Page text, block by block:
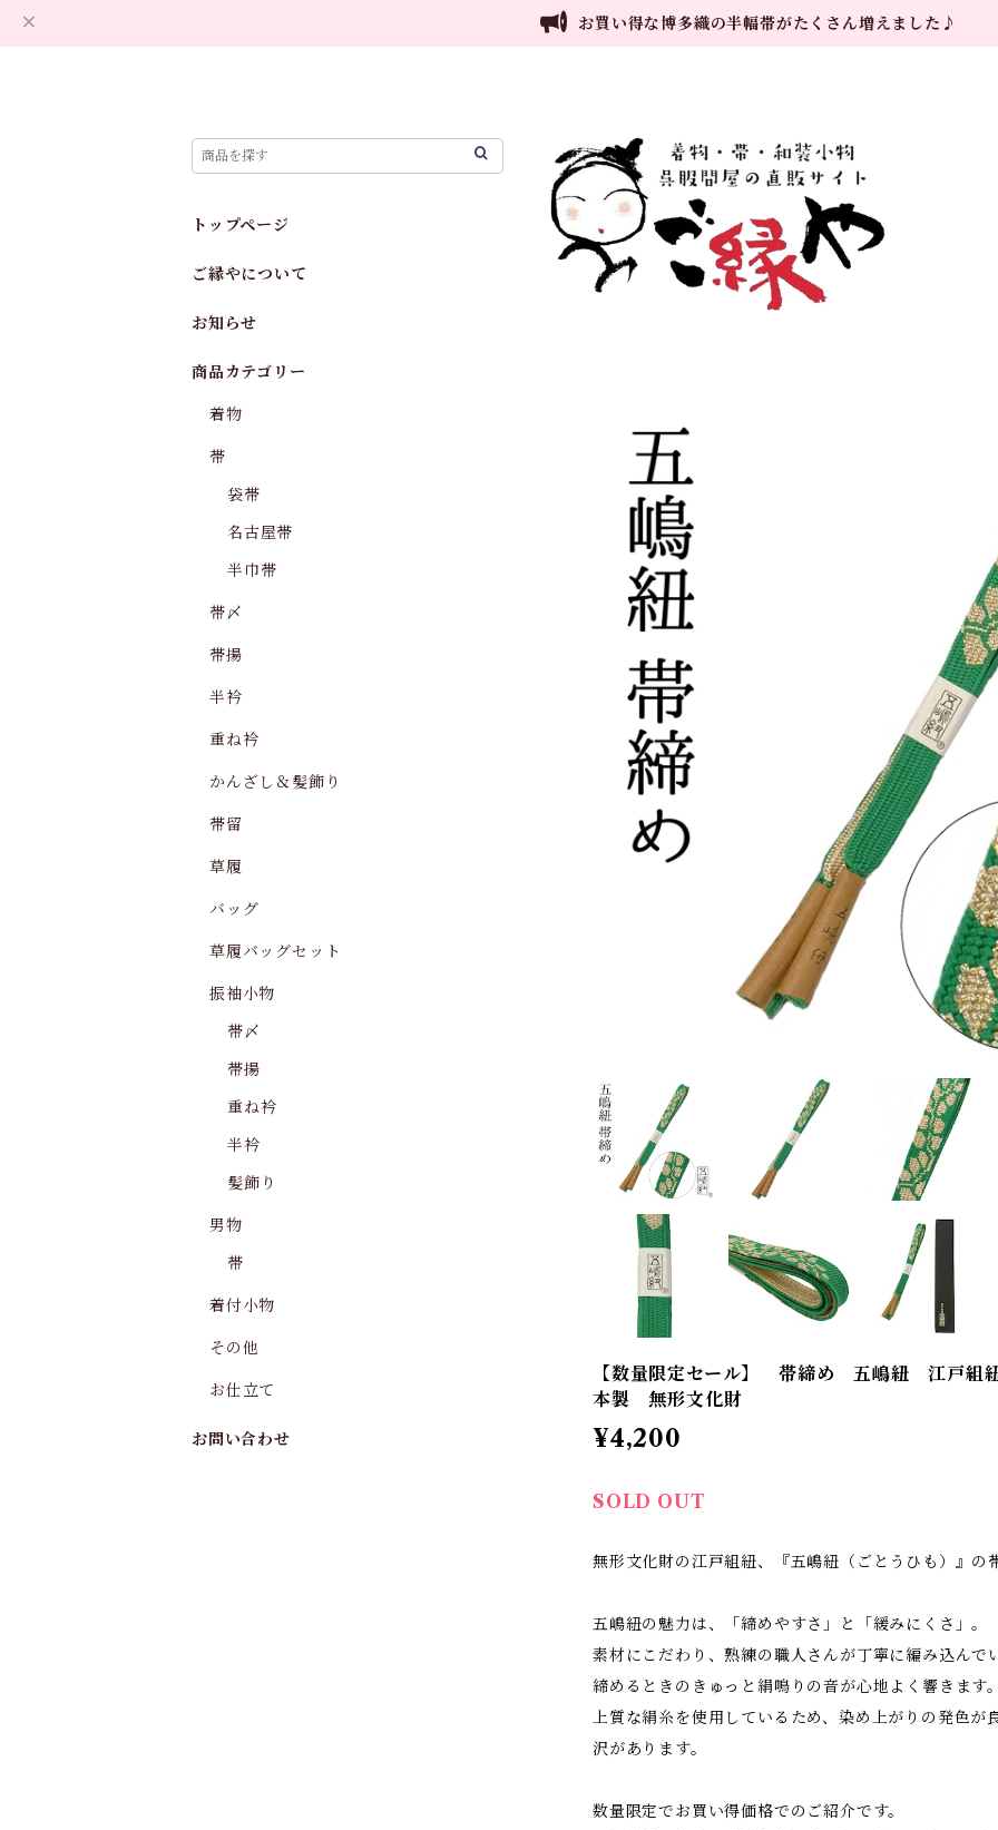
お買い得な博多織の半幅帯がたくさん増えました♪
【数量限定セール】 帯締め 五嶋紐 江戸
本製 無形文化財
¥4,200
SOLD OUT
無形文化財の江戸組紐、『五嶋紐（ごとうひも）』の
五嶋紐の魅力は、「締めやすさ」と「緩みにくさ」。
素材にこだわり、熟練の職人さんが丁寧に編み込んで
締めるときのきゅっと絹鳴りの音が心地よく響きます。
上質な絹糸を使用しているため、染め上がりの発色が
沢があります。
数量限定でお買い得価格でのご紹介です。
トップページ
ご縁やについて
お知らせ
商品カテゴリー
着物
帯
袋帯
名古屋帯
半巾帯
帯〆
帯揚
半衿
重ね衿
かんざし＆髪飾り
帯留
草履
バッグ
草履バッグセット
振袖小物
帯〆
帯揚
重ね衿
半衿
髪飾り
男物
帯
着付小物
その他
お仕立て
お問い合わせ